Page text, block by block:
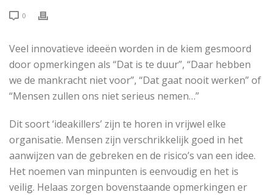
0
Veel innovatieve ideeën worden in de kiem gesmoord
door opmerkingen als “Dat is te duur”, “Daar hebben
we de mankracht niet voor”, “Dat gaat nooit werken” of
“Mensen zullen ons niet serieus nemen…”
Dit soort ‘ideakillers’ zijn te horen in vrijwel elke
organisatie. Mensen zijn verschrikkelijk goed in het
aanwijzen van de gebreken en de risico’s van een idee.
Het noemen van minpunten is eenvoudig en het is
veilig. Helaas zorgen bovenstaande opmerkingen er